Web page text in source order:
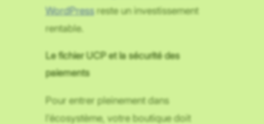
WordPressreste un investissement
rentable.
Le fichier UCP et la sécurité des
paiements
Pour entrer pleinement dans
l’écosystème, votre boutique doit